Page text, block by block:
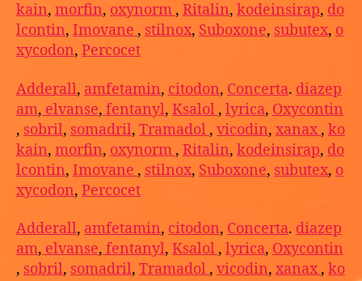
kain, morfin, oxynorm , Ritalin, kodeinsirap, do
lcontin, Imovane , stilnox, Suboxone, subutex, o
xycodon, Percocet
Adderall, amfetamin, citodon, Concerta. diazep
am, elvanse, fentanyl, Ksalol , lyrica, Oxycontin
, sobril, somadril, Tramadol , vicodin, xanax, ko
kain, morfin, oxynorm , Ritalin, kodeinsirap, do
lcontin, Imovane , stilnox, Suboxone, subutex, o
xycodon, Percocet
Adderall, amfetamin, citodon, Concerta. diazep
am, elvanse, fentanyl, Ksalol , lyrica, Oxycontin
, sobril, somadril, Tramadol , vicodin, xanax, ko